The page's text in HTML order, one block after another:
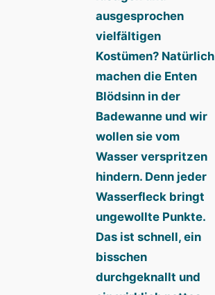
ausgesprochen
vielfältigen
Kostümen? Natürlich
machen die Enten
Blödsinn in der
Badewanne und wir
wollen sie vom
Wasser verspritzen
hindern. Denn jeder
Wasserfleck bringt
ungewollte Punkte.
Das ist schnell, ein
bisschen
durchgeknallt und